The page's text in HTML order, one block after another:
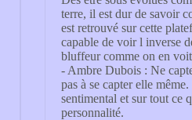
terre, il est dur de savoir
est retrouvé sur cette
capable de voir l inverse
bluffeur comme on en
- Ambre Dubois : Ne
pas à se capter elle
sentimental et sur tout ce
personnalité.